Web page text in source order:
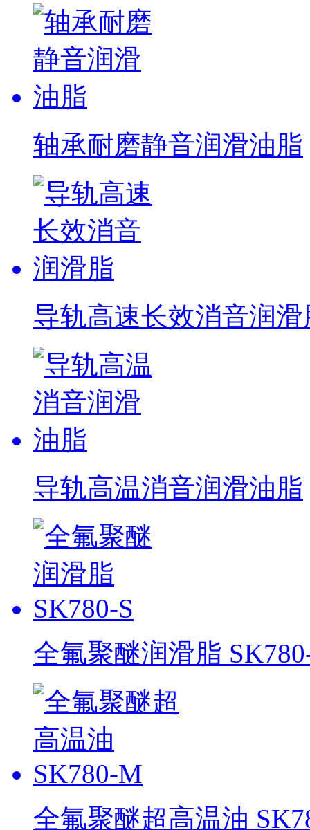
轴承耐磨静音润滑油脂
导轨高速长效消音润滑
导轨高温消音润滑油脂
全氟聚醚润滑脂
全氟聚醚超高温油